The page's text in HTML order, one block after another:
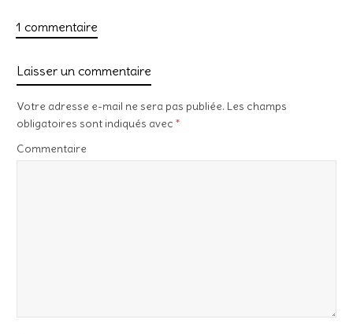
1 commentaire
Laisser un commentaire
Votre adresse e-mail ne sera pas publiée. Les champs
obligatoires sont indiqués avec *
Commentaire